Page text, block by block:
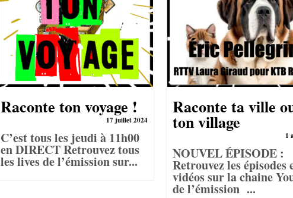
Raconte ton voyage !
17 juillet 2024
C’est tous les jeudi à 11h00
en DIRECT Retrouvez tous
les lives de l’émission sur...
Raconte ta ville
ton village
1
NOUVEL ÉPISODE :
Retrouvez les épisodes
vidéos sur la chaine
de l’émission ...